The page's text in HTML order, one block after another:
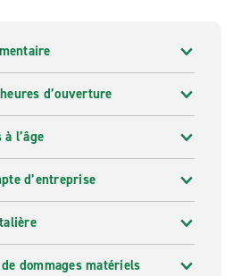
d’ouverture
l’âge
d’entreprise
dommages matériels